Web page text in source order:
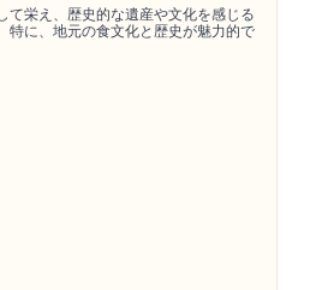
て栄え、歴史的な遺産や文化を感じる
特に、地元の食文化と歴史が魅力的で